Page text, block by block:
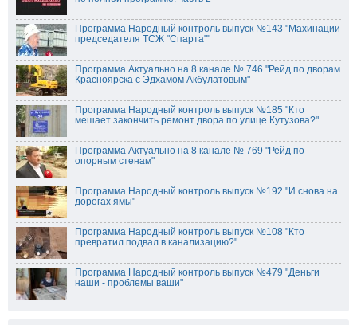
Программа Народный контроль выпуск №143 "Махинации
председателя ТСЖ "Спарта""
Программа Актуально на 8 канале № 746 "Рейд по дворам
Красноярска с Эдхамом Акбулатовым"
Программа Народный контроль выпуск №185 "Кто
мешает закончить ремонт двора по улице Кутузова?"
Программа Актуально на 8 канале № 769 "Рейд по
опорным стенам"
Программа Народный контроль выпуск №192 "И снова на
дорогах ямы"
Программа Народный контроль выпуск №108 "Кто
превратил подвал в канализацию?"
Программа Народный контроль выпуск №479 "Деньги
наши - проблемы ваши"